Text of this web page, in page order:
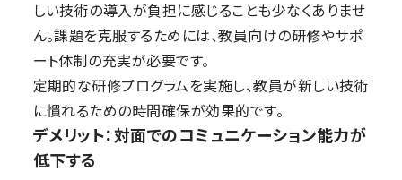
しい技術の導入が負担に感じることも少なくありませ
ん。課題を克服するためには、教員向けの研修やサポ
ート体制の充実が必要です。
定期的な研修プログラムを実施し、教員が新しい技術
に慣れるための時間確保が効果的です。
デメリット：対面でのコミュニケーション能力が
低下する